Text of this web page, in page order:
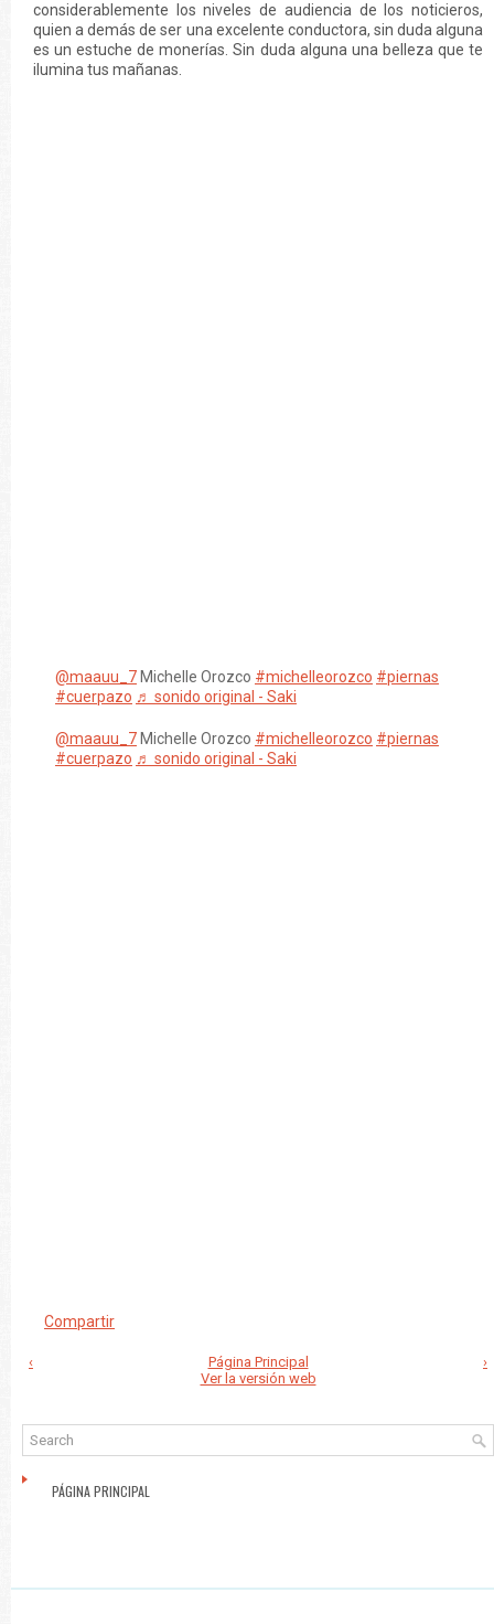
considerablemente los niveles de audiencia de los noticieros,
quien a demás de ser una excelente conductora, sin duda alguna
es un estuche de monerías. Sin duda alguna una belleza que te
ilumina tus mañanas.
@maauu_7 Michelle Orozco #michelleorozco #piernas
#cuerpazo ♬ sonido original - Saki
@maauu_7 Michelle Orozco #michelleorozco #piernas
#cuerpazo ♬ sonido original - Saki
Compartir
‹ ›
Página Principal
Ver la versión web
PÁGINA PRINCIPAL